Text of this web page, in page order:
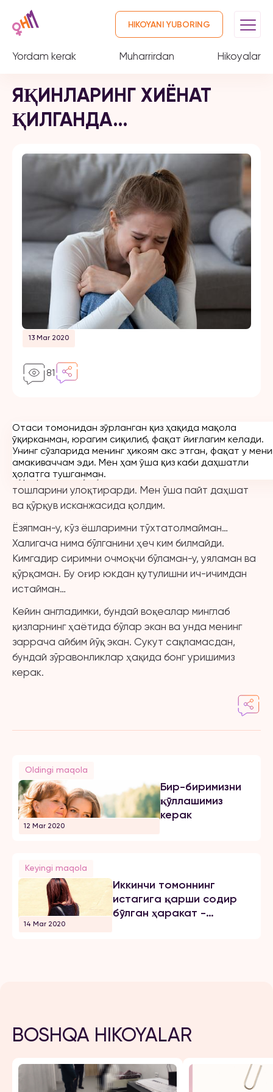
Yordam kerak Muharrirdan Hikoyalar
HIKOYANI YUBORING
ЯҚИНЛАРИНГ ХИЁНАТ
ҚИЛГАНДА…
13 Mar 2020
81
Отаси томонидан зўрланган қиз ҳақида мақола
ўқирканман, юрагим сиқилиб, фақат йиғлагим келади.
Унинг сўзларида менинг ҳикоям акс этган, фақат у
амакиваччам эди. Мен ҳам ўша қиз каби даҳшатли
ҳолатга тушганман.
Севган йигитимга сиримни очганимда у ҳам мени
айблади, гўёки мен ёмон қиз эканман. Унинг
олдида тиз чўкиб мени ташламаслигини
сўрарканман, у тўхтовсиз менга айблов
тошларини улоқтирарди. Мен ўша пайт даҳшат
ва қўрқув исканжасида қолдим.
Ёзяпман-у, кўз ёшларимни тўхтатолмайман…
Халигача нима бўлганини ҳеч ким билмайди.
Кимгадир сиримни очмоқчи бўламан-у, уяламан ва
қўрқаман. Бу оғир юкдан қутулишни ич-ичимдан
истайман…
Кейин англадимки, бундай воқеалар минглаб
қизларнинг ҳаётида бўлар экан ва унда менинг
заррача айбим йўқ экан. Сукут сақламасдан,
бундай зўравонликлар ҳақида бонг уришимиз
керак.
Oldingi maqola
12 Mar 2020
Бир-биримизни
қўллашимиз
керак
Keyingi maqola
14 Mar 2020
Иккинчи томоннинг
истагига қарши содир
бўлган ҳаракат -
BOSHQA HIKOYALAR